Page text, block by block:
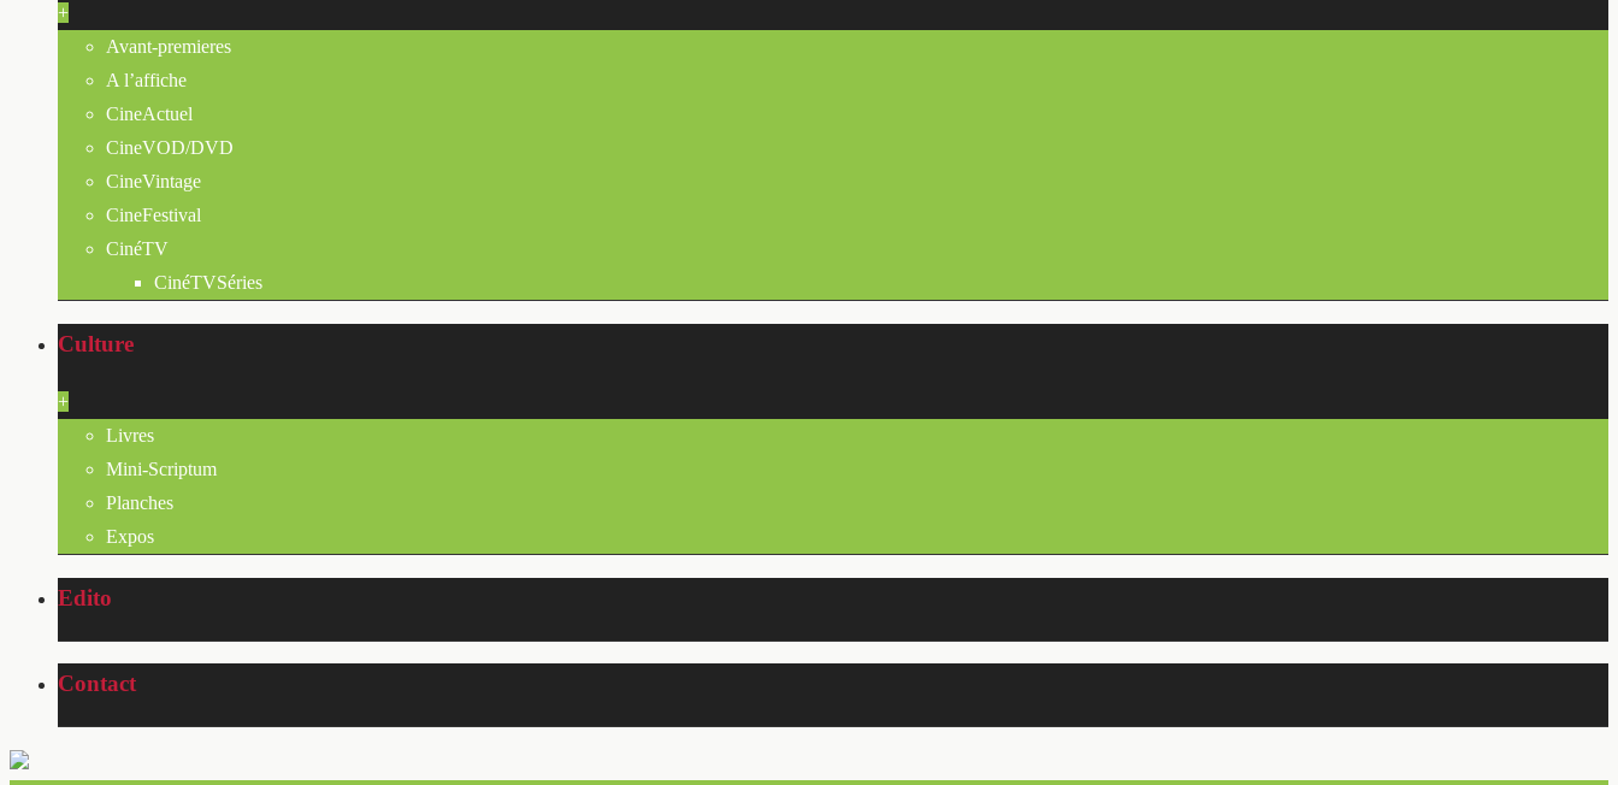
+
Avant-premieres
A l’affiche
CineActuel
CineVOD/DVD
CineVintage
CineFestival
CinéTV
CinéTVSéries
Culture
+
Livres
Mini-Scriptum
Planches
Expos
Edito
Contact